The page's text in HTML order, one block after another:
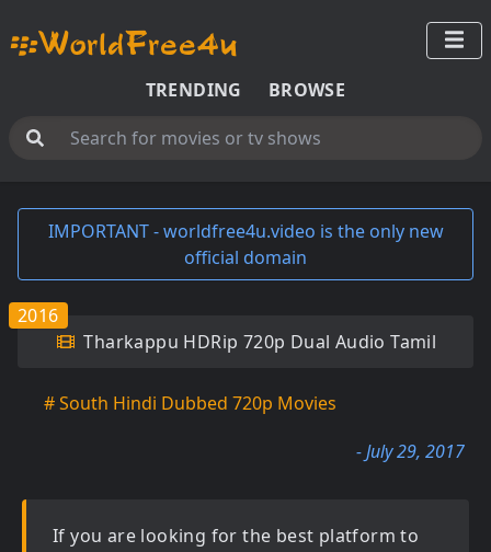
TRENDING BROWSE
IMPORTANT - worldfree4u.video is the only new
official domain
Tharkappu HDRip 720p Dual Audio Tamil
2016
# South Hindi Dubbed 720p Movies
- July 29, 2017
If you are looking for the best platform to